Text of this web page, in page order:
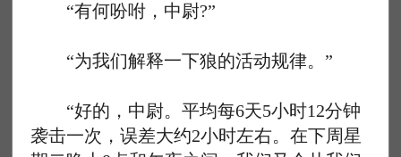
“有何吩咐，中尉?”
“为我们解释一下狼的活动规律。”
“好的，中尉。平均每6天5小时12分钟
袭击一次，误差大约2小时左右。在下周星